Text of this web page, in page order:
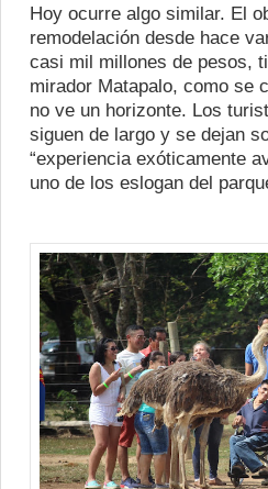
Hoy ocurre algo similar. El
remodelación desde hace
casi mil millones de pesos,
mirador Matapalo, como se
no ve un horizonte. Los
siguen de largo y se dejan
“experiencia exóticamente
uno de los eslogan del